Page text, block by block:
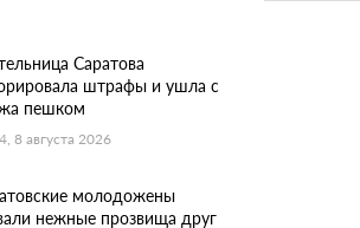
Саратова
штрафы и ушла с
пешком
8 августа 2026
молодожены
нежные прозвища друг